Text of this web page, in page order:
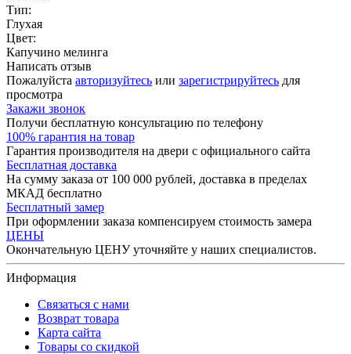
Тип:
Глухая
Цвет:
Капучино мелинга
Написать отзыв
Пожалуйста авторизуйтесь или зарегистрируйтесь для
просмотра
Закажи звонок
Получи бесплатную консультацию по телефону
100% гарантия на товар
Гарантия производителя на двери с официального сайта
Бесплатная доставка
На сумму заказа от 100 000 рублей, доставка в пределах
МКАД бесплатно
Бесплатный замер
При оформлении заказа компенсируем стоимость замера
ЦЕНЫ
Окончательную ЦЕНУ уточняйте у наших специалистов.
Информация
Связаться с нами
Возврат товара
Карта сайта
Товары со скидкой